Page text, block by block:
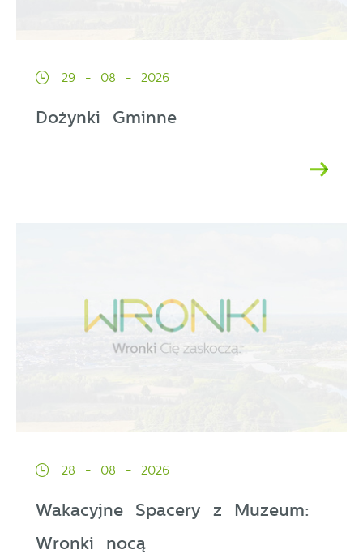
29 - 08 - 2026
Dożynki Gminne
28 - 08 - 2026
Wakacyjne Spacery z Muzeum:
Wronki nocą